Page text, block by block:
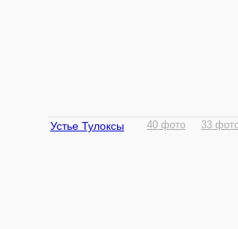
Устье Тулоксы 40 фото 33